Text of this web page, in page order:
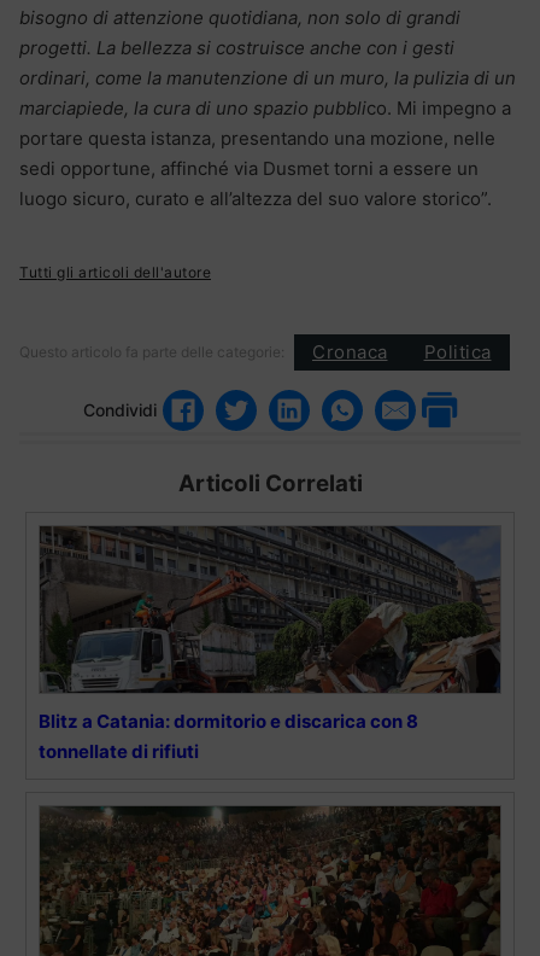
bisogno di attenzione quotidiana, non solo di grandi
progetti. La bellezza si costruisce anche con i gesti
ordinari, come la manutenzione di un muro, la pulizia di un
marciapiede, la cura di uno spazio pubblico. Mi impegno a
portare questa istanza, presentando una mozione, nelle
sedi opportune, affinché via Dusmet torni a essere un
luogo sicuro, curato e all’altezza del suo valore storico”.
Tutti gli articoli dell'autore
Questo articolo fa parte delle categorie: Cronaca Politica
Condividi
Articoli Correlati
Blitz a Catania: dormitorio e discarica con 8
tonnellate di rifiuti